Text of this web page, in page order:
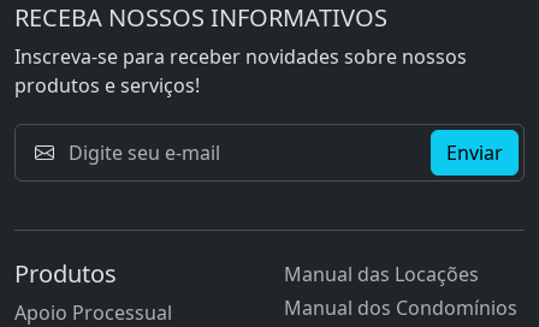
RECEBA NOSSOS INFORMATIVOS
Inscreva-se para receber novidades sobre nossos
produtos e serviços!
Enviar
Produtos
Apoio Processual
Manual das Locações
Manual dos Condomínios